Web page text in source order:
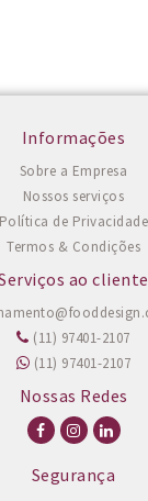
Informações
Sobre a Empresa
Nossos serviços
Política de Privacidade
Termos & Condições
ao cliente
(11) 97401-2107
(11) 97401-2107
Nossas Redes
Segurança